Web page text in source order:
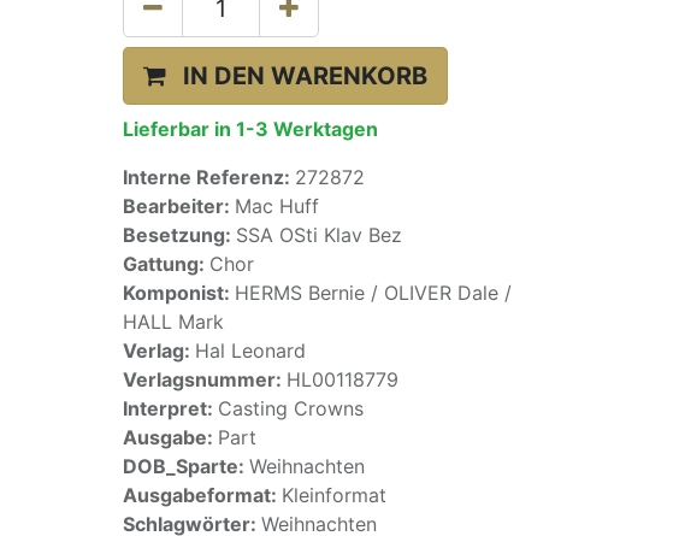
IN DEN WARENKORB
Lieferbar in 1-3 Werktagen
Interne Referenz: 272872
Bearbeiter: Mac Huff
Besetzung: SSA OSti Klav Bez
Gattung: Chor
Komponist: HERMS Bernie / OLIVER Dale /
HALL Mark
Verlag: Hal Leonard
Verlagsnummer: HL00118779
Interpret: Casting Crowns
Ausgabe: Part
DOB_Sparte: Weihnachten
Ausgabeformat: Kleinformat
Schlagwörter: Weihnachten